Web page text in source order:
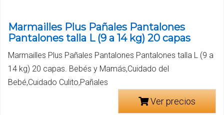
Marmailles Plus Pañales Pantalones
Pantalones talla L (9 a 14 kg) 20 capas
Marmailles Plus Pañales Pantalones Pantalones talla L (9 a
14 kg) 20 capas. Bebés y Mamás,Cuidado del
Bebé,Cuidado Culito,Pañales
Ver precios